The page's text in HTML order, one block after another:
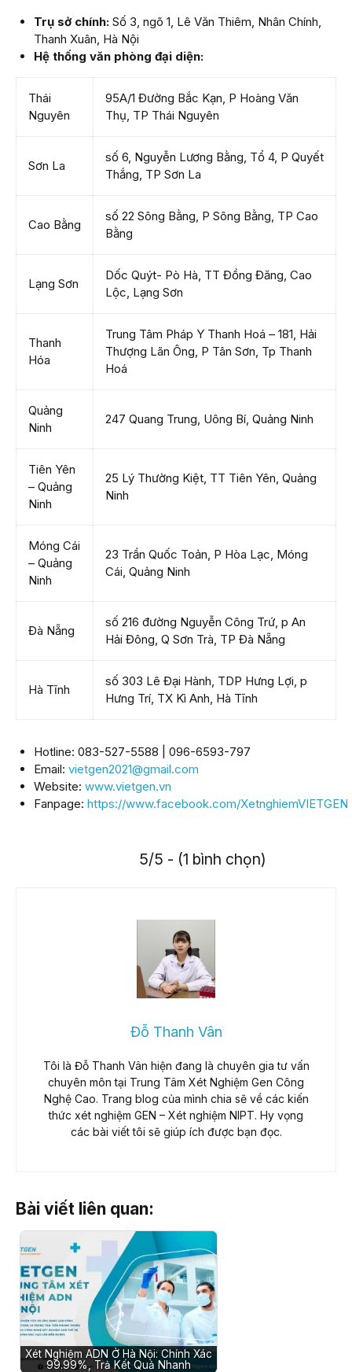
Trụ sở chính:Số 3, ngõ 1, Lê Văn Thiêm, Nhân Chính,
Thanh Xuân, Hà Nội
Hệ thống văn phòng đại diện:
Thái
Nguyên
95A/1 Đường Bắc Kạn, P Hoàng Văn
Thụ, TP Thái Nguyên
Sơn La
số 6, Nguyễn Lương Bằng, Tổ 4, P Quyết
Thắng, TP Sơn La
Cao Bằng
số 22 Sông Bằng, P Sông Bằng, TP Cao
Bằng
Lạng Sơn
Dốc Quýt- Pò Hà, TT Đồng Đăng, Cao
Lộc, Lạng Sơn
Thanh
Hóa
Trung Tâm Pháp Y Thanh Hoá – 181, Hải
Thượng Lãn Ông, P Tân Sơn, Tp Thanh
Hoá
Quảng
Ninh
247 Quang Trung, Uông Bí, Quảng Ninh
Tiên Yên
– Quảng
Ninh
25 Lý Thường Kiệt, TT Tiên Yên, Quảng
Ninh
Móng Cái
– Quảng
Ninh
23 Trần Quốc Toản, P Hòa Lạc, Móng
Cái, Quảng Ninh
Đà Nẵng
số 216 đường Nguyễn Công Trứ, p An
Hải Đông, Q Sơn Trà, TP Đà Nẵng
Hà Tĩnh
số 303 Lê Đại Hành, TDP Hưng Lợi, p
Hưng Trí, TX Kì Anh, Hà Tĩnh
Hotline: 083-527-5588 | 096-6593-797
Email: vietgen2021@gmail.com
Website: www.vietgen.vn
Fanpage: https://www.facebook.com/XetnghiemVIETGEN
5/5 - (1 bình chọn)
Đỗ Thanh Vân
Tôi là Đỗ Thanh Vân hiện đang là chuyên gia tư vấn
chuyên môn tại Trung Tâm Xét Nghiệm Gen Công
Nghệ Cao. Trang blog của mình chia sẽ về các kiến
thức xét nghiệm GEN – Xét nghiệm NIPT. Hy vọng
các bài viết tôi sẽ giúp ích được bạn đọc.
Bài viết liên quan:
Xét Nghiệm ADN Ở Hà Nội: Chính Xác
99.99%, Trả Kết Quả Nhanh